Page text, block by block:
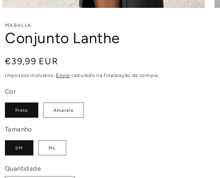
MABALLA
Conjunto Lanthe
Preço
normal
€39,99 EUR
Impostos incluídos. Envio calculado na finalização da compra.
Cor
Preto Amarelo
Tamanho
SM ML
Quantidade